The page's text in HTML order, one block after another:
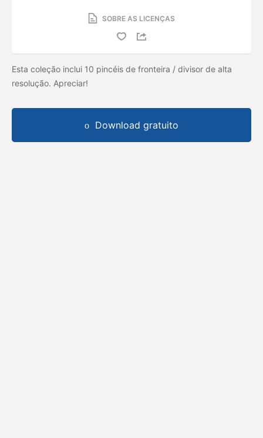
SOBRE AS LICENÇAS
Esta coleção inclui 10 pincéis de fronteira / divisor de alta
resolução. Apreciar!
Download gratuito